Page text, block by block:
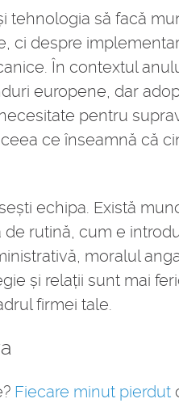
tehnologia să facă
ci despre
În contextul
europene, dar
pentru
ce înseamnă că
echipa. Există
rutină, cum e
moralul
și relații sunt mai
firmei tale.
Fiecare minut pierdut